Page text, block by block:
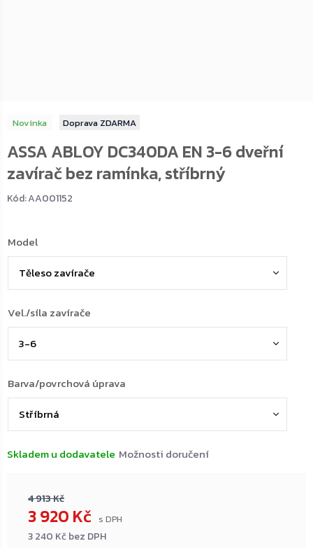
Novinka ZDARMA
ASSA ABLOY DC340DA EN 3-6 dveřní
zavírač bez ramínka, stříbrný
Kód:AA001152
4 913 Kč
3 920 Kč
3 240 Kč bez DPH
Skladem u dodavatele Možnosti doručení
Model
Vel./síla zavírače
Barva/povrchová úprava